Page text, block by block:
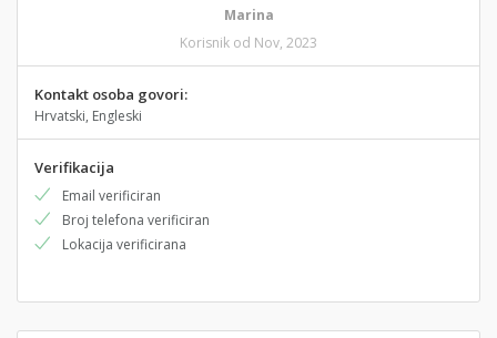
Marina
Korisnik od Nov, 2023
Kontakt osoba govori:
Hrvatski, Engleski
Verifikacija
Email verificiran
Broj telefona verificiran
Lokacija verificirana